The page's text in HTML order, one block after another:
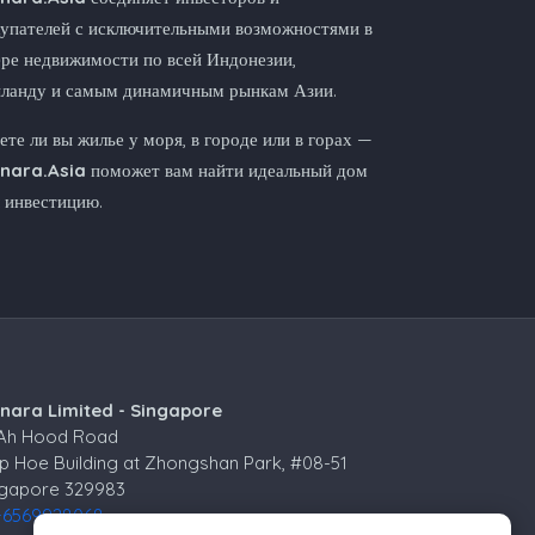
с исключительными возможностями в
недвижимости по всей Индонезии,
и самым динамичным рынкам Азии.
ли вы жилье у моря, в городе или в горах —
поможет вам найти идеальный дом
инвестицию.
Limited - Singapore
Hood Road
Hoe Building at Zhongshan Park, #08-51
329983